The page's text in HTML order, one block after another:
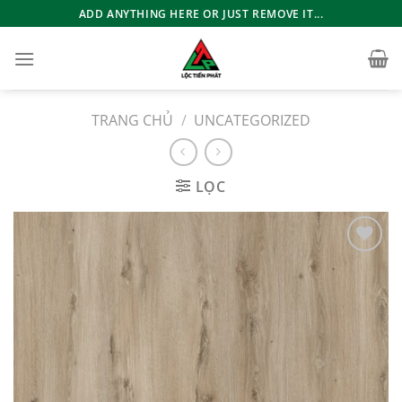
qua
nội
ADD ANYTHING HERE OR JUST REMOVE IT...
TRANG CHỦ / UNCATEGORIZED
LỌC
wishlist